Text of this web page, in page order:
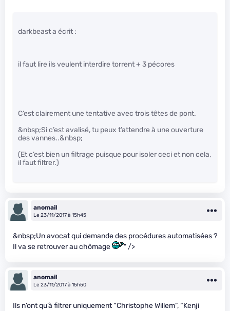
darkbeast a écrit :
il faut lire ils veulent interdire torrent + 3 pécores
C’est clairement une tentative avec trois têtes de pont.
&nbsp;Si c’est avalisé, tu peux t’attendre à une ouverture
des vannes..&nbsp;
(Et c’est bien un filtrage puisque pour isoler ceci et non cela,
il faut filtrer.)
anomail
Le 23/11/2017 à 15h45
&nbsp;Un avocat qui demande des procédures automatisées ?
Il va se retrouver au chômage
" />
anomail
Le 23/11/2017 à 15h50
Ils n’ont qu’à filtrer uniquement “Christophe Willem”, “Kenji